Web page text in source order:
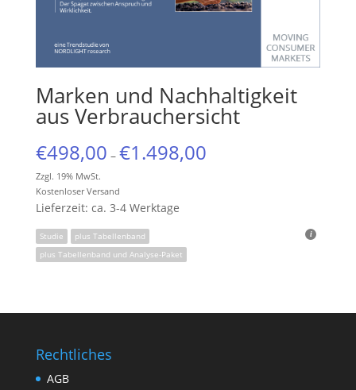
Marken und Nachhaltigkeit
aus Verbrauchersicht
€498,00 – €1.498,00
Zzgl. 19% MwSt.
Kostenloser Versand
Lieferzeit: ca. 3-4 Werktage
Studie
plus Tabellenband
plus Tabellenband und Analyse-Paket
Rechtliches
AGB